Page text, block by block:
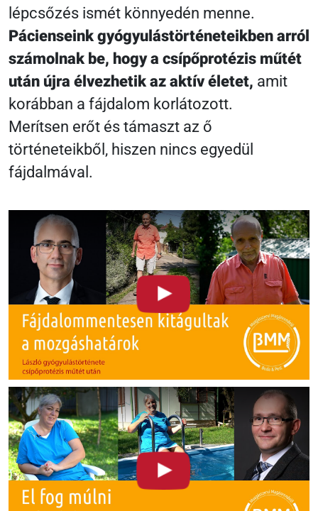
lépcsőzés ismét könnyedén menne.
Pácienseink gyógyulástörténeteikben arról
számolnak be, hogy a csípőprotézis műtét
után újra élvezhetik az aktív életet, amit
korábban a fájdalom korlátozott.
Merítsen erőt és támaszt az ő
történeteikből, hiszen nincs egyedül
fájdalmával.